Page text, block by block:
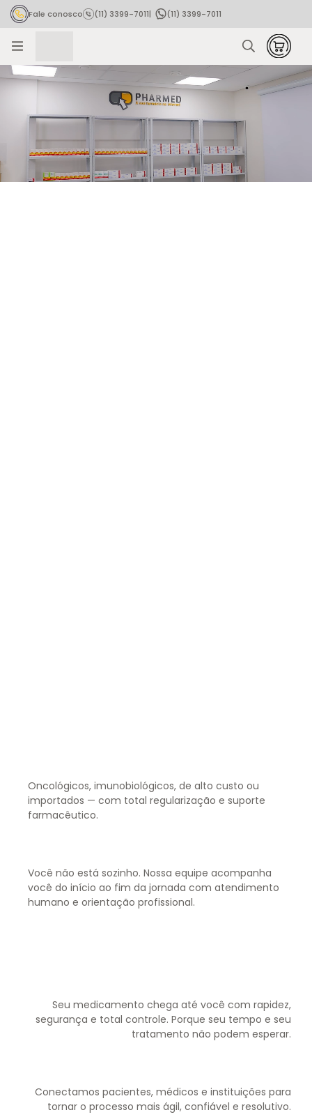
Fale conosco (11) 3399-7011|
(11) 3399-7011
Oncológicos, imunobiológicos, de alto custo ou
importados — com total regularização e suporte
farmacêutico.
Você não está sozinho. Nossa equipe acompanha
você do início ao fim da jornada com atendimento
humano e orientação profissional.
Seu medicamento chega até você com rapidez,
segurança e total controle. Porque seu tempo e seu
tratamento não podem esperar.
Conectamos pacientes, médicos e instituições para
tornar o processo mais ágil, confiável e resolutivo.